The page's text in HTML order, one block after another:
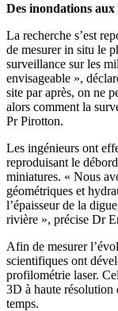
Des inondations aux
La recherche s’est
de mesurer in situ le
surveillance sur les
envisageable »,
site par après, on ne
alors comment la
Pr Pirotton.
Les ingénieurs ont
reproduisant le
miniatures. « Nous
géométriques et
l’épaisseur de la
rivière », précise Dr
Afin de mesurer
scientifiques ont
profilométrie laser.
3D à haute résolution
temps.